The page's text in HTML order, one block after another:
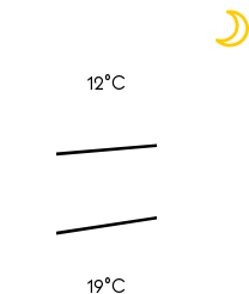
12°C
19°C